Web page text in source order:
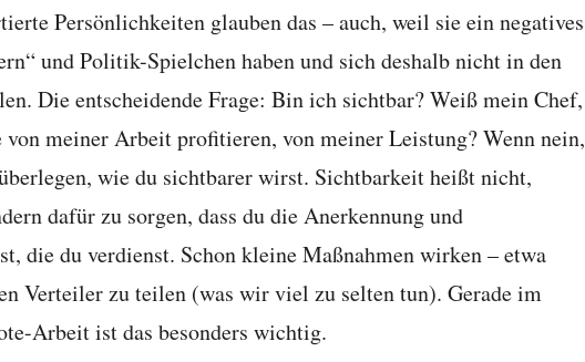
Persönlichkeiten glauben das – auch, weil sie ein negatives
und Politik-Spielchen haben und sich deshalb nicht in den
Die entscheidende Frage: Bin ich sichtbar? Weiß mein Chef,
meiner Arbeit profitieren, von meiner Leistung? Wenn nein,
wie du sichtbarer wirst. Sichtbarkeit heißt nicht,
dafür zu sorgen, dass du die Anerkennung und
die du verdienst. Schon kleine Maßnahmen wirken – etwa
Verteiler zu teilen (was wir viel zu selten tun). Gerade im
Arbeit ist das besonders wichtig.